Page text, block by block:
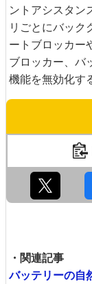
ントアシスタン
リごとにバック
ートブロッカー
ブロッカー、バ
機能を無効化す
・関連記事
バッテリーの自